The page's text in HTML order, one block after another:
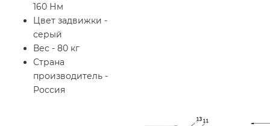
160 Нм
Цвет задвижки -
серый
Вес - 80 кг
Страна
производитель -
Россия